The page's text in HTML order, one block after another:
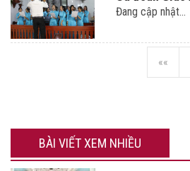
Đang cập nhật...
««
BÀI VIẾT XEM NHIỀU